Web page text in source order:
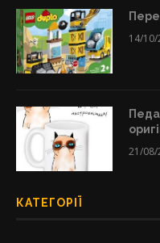
14/
21/08/
КАТЕГОРІЇ